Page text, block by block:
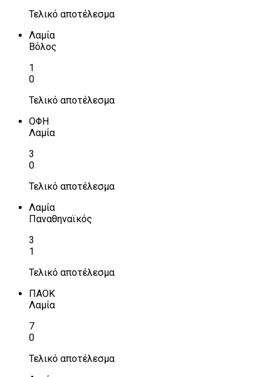
Τελικό αποτέλεσμα
Λαμία
Βόλος
1
0
Τελικό αποτέλεσμα
ΟΦΗ
Λαμία
3
0
Τελικό αποτέλεσμα
Λαμία
Παναθηναϊκός
3
1
Τελικό αποτέλεσμα
ΠΑΟΚ
Λαμία
7
0
Τελικό αποτέλεσμα